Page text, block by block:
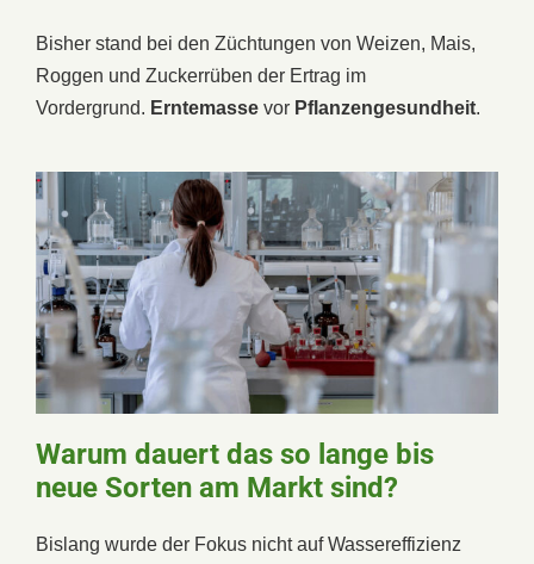
Bisher stand bei den Züchtungen von Weizen, Mais,
Roggen und Zuckerrüben der Ertrag im
Vordergrund. Erntemasse vor Pflanzengesundheit.
Warum dauert das so lange bis
neue Sorten am Markt sind?
Bislang wurde der Fokus nicht auf Wassereffizienz